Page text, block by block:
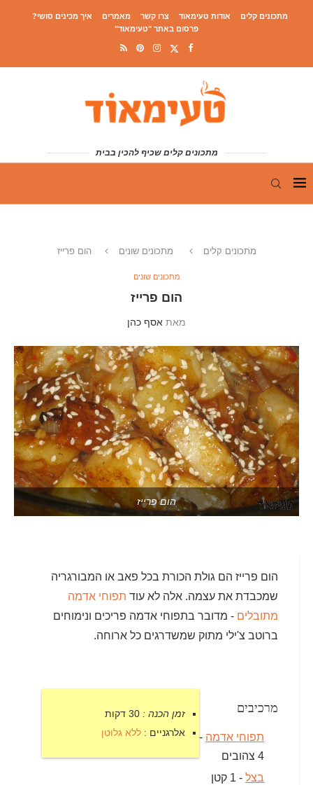
מתכונים קלים אודות טעימאוד צרו קשר מאמרים
איך מכינים סושי?
פרסום באתר "טעימאוד"
מתכונים קלים שכיף להכין בבית
מתכונים קלים מתכונים שונים הום פרייז
מתכונים שונים
הום פרייז
מאת אסף כהן
הום פרייז
הום פרייז הם גולת הכורת בכל פאב או המבורגריה
שמכבדת את עצמה. אלה לא עוד תפוחי אדמה
מתובלים - מדובר בתפוחי אדמה פריכים ונימוחים
ברוטב צ'ילי מתוק שמשדרגים כל ארוחה.
זמן הכנה : 30 דקות
אלרגניים : ללא גלוטן
מרכיבים
תפוחי אדמה -
4 צהובים
בצל - 1 קטן